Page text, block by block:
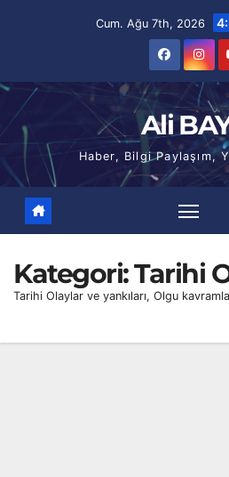
Cum. Ağu 7th, 2026
Ali
Haber, Bilgi Paylaşım,
Kategori:Tarihi
Tarihi Olaylar ve yankıları, Olgu